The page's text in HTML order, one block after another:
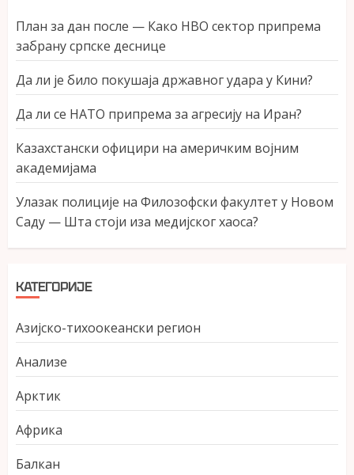
План за дан после — Како НВО сектор припрема
забрану српске деснице
Да ли је било покушаја државног удара у Кини?
Да ли се НАТО припрема за агресију на Иран?
Казахстански официри на америчким војним
академијама
Улазак полиције на Филозофски факултет у Новом
Саду — Шта стоји иза медијског хаоса?
КАТЕГОРИЈЕ
Азијско-тихоокеански регион
Анализе
Арктик
Африка
Балкан